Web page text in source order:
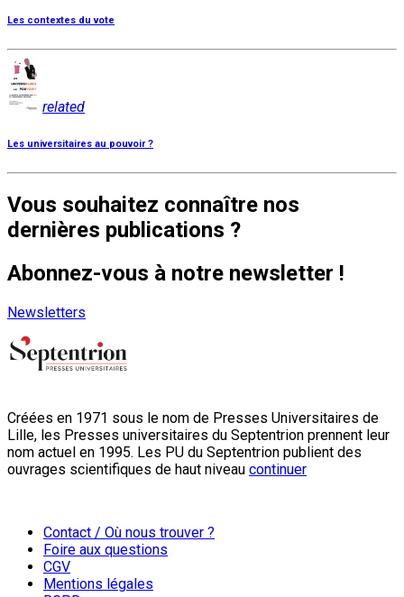
Les contextes du vote
related
Les universitaires au pouvoir ?
Vous souhaitez connaître nos
dernières publications ?
Abonnez-vous à notre newsletter !
Newsletters
Créées en 1971 sous le nom de Presses Universitaires de
Lille, les Presses universitaires du Septentrion prennent leur
nom actuel en 1995. Les PU du Septentrion publient des
ouvrages scientifiques de haut niveau continuer
Contact / Où nous trouver ?
Foire aux questions
CGV
Mentions légales